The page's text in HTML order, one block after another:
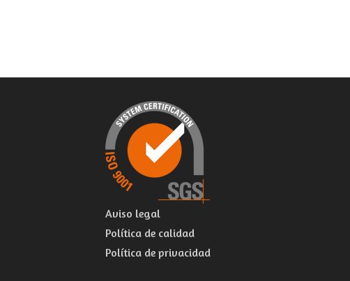
Aviso legal
Política de calidad
Política de privacidad